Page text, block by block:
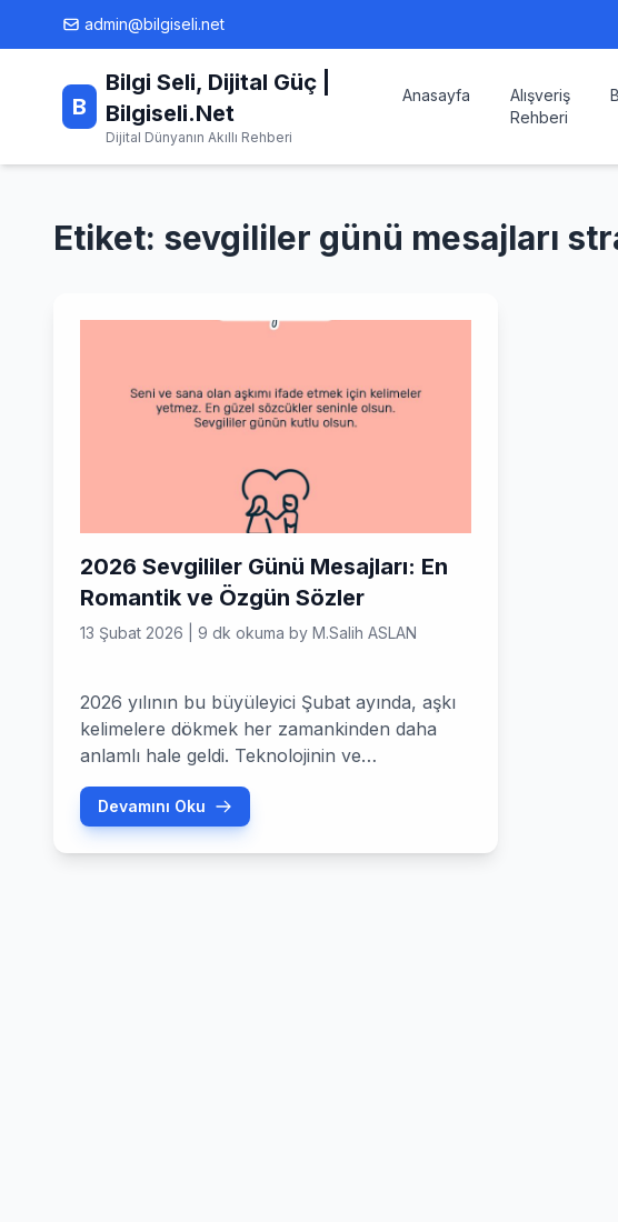
admin@bilgiseli.net
B
Bilgi Seli, Dijital Güç |
Bilgiseli.Net
Dijital Dünyanın Akıllı Rehberi
Anasayfa
Alışveriş
Rehberi
Etiket: sevgililer günü mesajları
2026 Sevgililer Günü Mesajları: En
Romantik ve Özgün Sözler
13 Şubat 2026 9 dk okuma by M.Salih ASLAN
2026 yılının bu büyüleyici Şubat ayında, aşkı
kelimelere dökmek her zamankinden daha
anlamlı hale geldi. Teknolojinin ve
dijitalleşmenin zirve yaptığı günümüzde, birine
olan hislerinizi samimi bir şekilde ifade etmek,
en değerli hediyeden bile daha etkili olabiliyor.
Devamını Oku